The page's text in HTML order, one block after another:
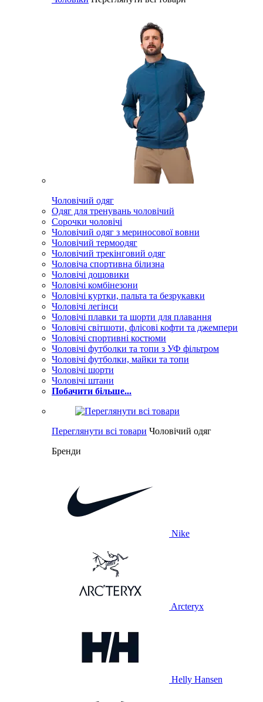
Чоловічий одяг
Одяг для тренувань чоловічий
Сорочки чоловічі
Чоловічий одяг з мериносової вовни
Чоловічий термоодяг
Чоловічий трекінговий одяг
Чоловіча спортивна білизна
Чоловічі дощовики
Чоловічі комбінезони
Чоловічі куртки, пальта та безрукавки
Чоловічі легінси
Чоловічі плавки та шорти для плавання
Чоловічі світшоти, флісові кофти та джемпери
Чоловічі спортивні костюми
Чоловічі футболки та топи з УФ фільтром
Чоловічі футболки, майки та топи
Чоловічі шорти
Чоловічі штани
Побачити більше...
Переглянути всі товари Чоловічий одяг
Бренди
Nike
Arcteryx
Helly Hansen